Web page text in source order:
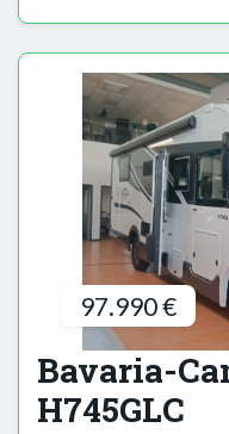
97.990 €
Bavaria-
H745GLC